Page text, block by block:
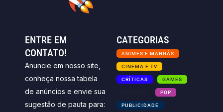
ENTRE EM
CONTATO!
Anuncie em nosso site,
conheça nossa tabela
de anúncios e envie sua
sugestão de pauta para:
CATEGORIAS
ANIMES E MANGÁS
CINEMA E TV
CRÍTICAS GAMES
POP
PUBLICIDADE